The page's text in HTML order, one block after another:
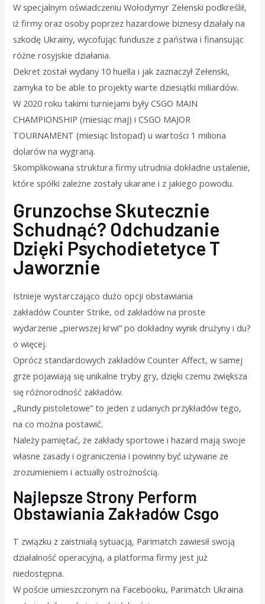
W specjalnym oświadczeniu Wołodymyr Zełenski podkreślił,
iż firmy oraz osoby poprzez hazardowe biznesy działały na
szkodę Ukrainy, wycofując fundusze z państwa i finansując
różne rosyjskie działania.
Dekret został wydany 10 huella i jak zaznaczył Zełenski,
zamyka to be able to projekty warte dziesiątki miliardów.
W 2020 roku takimi turniejami były CSGO MAIN
CHAMPIONSHIP (miesiąc maj) i CSGO MAJOR
TOURNAMENT (miesiąc listopad) u wartości 1 miliona
dolarów na wygraną.
Skomplikowana struktura firmy utrudnia dokładne ustalenie,
które spółki zależne zostały ukarane i z jakiego powodu.
Grunzochse Skutecznie
Schudnąć? Odchudzanie
Dzięki Psychodietetyce T
Jaworznie
Istnieje wystarczająco dużo opcji obstawiania
zakładów Counter Strike, od zakładów na proste
wydarzenie „pierwszej krwi” po dokładny wynik drużyny i du?
o więcej.
Oprócz standardowych zakładów Counter Affect, w samej
grze pojawiają się unikalne tryby gry, dzięki czemu zwiększa
się różnorodność zakładów.
„Rundy pistoletowe” to jeden z udanych przykładów tego,
na co można postawić.
Należy pamiętać, że zakłady sportowe i hazard mają swoje
własne zasady i ograniczenia i powinny być używane ze
zrozumieniem i actually ostrożnością.
Najlepsze Strony Perform
Obstawiania Zakładów Csgo
T związku z zaistniałą sytuacją, Parimatch zawiesił swoją
działalność operacyjną, a platforma firmy jest już
niedostępna.
W poście umieszczonym na Facebooku, Parimatch Ukraina